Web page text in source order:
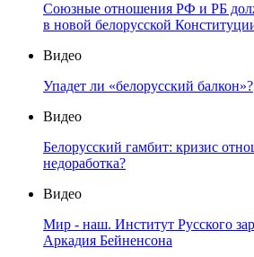
Союзные отношения РФ и РБ
в новой белорусской
Видео
Упадет ли «белорусский балкон»?
Видео
Белорусский гамбит: кризис
недоработка?
Видео
Мир - наш. Институт Русского
Аркадия Бейненсона